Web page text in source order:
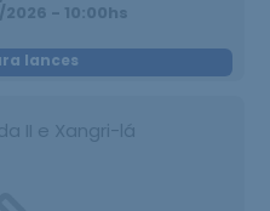
- 10:00hs
lances
II e Xangri-lá